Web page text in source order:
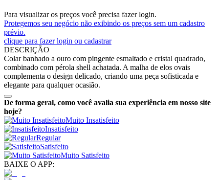
Para visualizar os preços você precisa fazer login.
Protegemos seu negócio não exibindo os preços sem um cadastro
prévio.
clique para fazer login ou cadastrar
DESCRIÇÃO
Colar banhado a ouro com pingente esmaltado e cristal quadrado,
combinado com pérola shell achatada. A malha de elos ovais
complementa o design delicado, criando uma peça sofisticada e
elegante para qualquer ocasião.
De forma geral, como você avalia sua experiência em nosso site
hoje?
Muito Insatisfeito
Insatisfeito
Regular
Satisfeito
Muito Satisfeito
BAIXE O APP: